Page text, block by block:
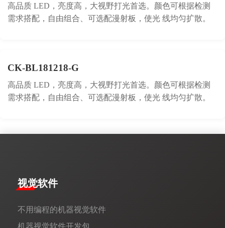
高品质 LED，亮度高，大视野打光首选。颜色可根据检测
需求搭配，自由组合、可选配漫射板，使光 线均匀扩散。
CK-BL181218-G
高品质 LED，亮度高，大视野打光首选。颜色可根据检测
需求搭配，自由组合、可选配漫射板，使光 线均匀扩散。
视觉软件
不用编程的机器视觉软件
机器视觉软件开发包